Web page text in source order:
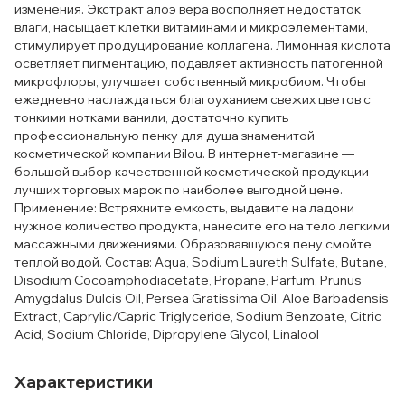
изменения. Экстракт алоэ вера восполняет недостаток
влаги, насыщает клетки витаминами и микроэлементами,
стимулирует продуцирование коллагена. Лимонная кислота
осветляет пигментацию, подавляет активность патогенной
микрофлоры, улучшает собственный микробиом. Чтобы
ежедневно наслаждаться благоуханием свежих цветов с
тонкими нотками ванили, достаточно купить
профессиональную пенку для душа знаменитой
косметической компании Bilou. В интернет-магазине —
большой выбор качественной косметической продукции
лучших торговых марок по наиболее выгодной цене.
Применение: Встряхните емкость, выдавите на ладони
нужное количество продукта, нанесите его на тело легкими
массажными движениями. Образовавшуюся пену смойте
теплой водой. Состав: Aqua, Sodium Laureth Sulfate, Butane,
Disodium Cocoamphodiacetate, Propane, Parfum, Prunus
Amygdalus Dulcis Oil, Persea Gratissima Oil, Aloe Barbadensis
Extract, Caprylic/Capric Triglyceride, Sodium Benzoate, Citric
Acid, Sodium Chloride, Dipropylene Glycol, Linalool
Характеристики